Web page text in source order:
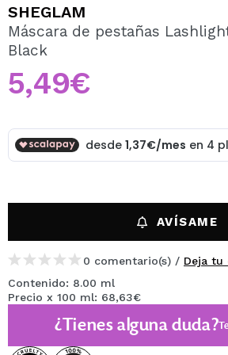
Al crear una cuenta en
tus compras rápidamente, revisar el
SHEGLAM
Máscara de pestañas
Black
5,49€
AVÍSAME
0 comentario(s) / Deja tu
Contenido: 8.00 ml
Precio x 100 ml: 68,63€
¿Tienes alguna duda?